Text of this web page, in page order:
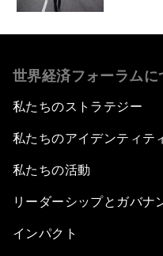
世界経済フォーラムに
私たちのストラテジー
私たちのアイデンティテ
私たちの活動
リーダーシップとガバナ
インパクト